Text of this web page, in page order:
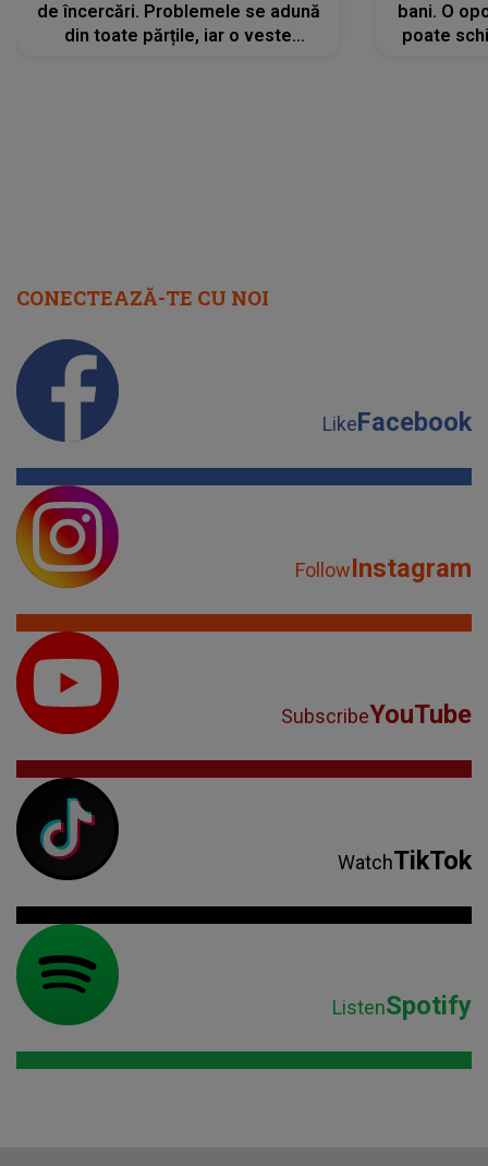
de încercări. Problemele se adună
din toate părțile, iar o veste
bani. O
poate
CONECTEAZĂ-TE CU NOI
LikeFacebook
FollowInstagram
SubscribeYouTube
WatchTikTok
ListenSpotify